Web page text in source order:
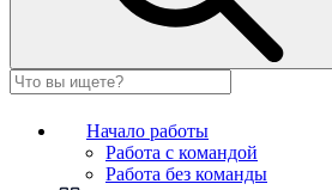
Начало работы
Работа с командой
Работа без команды